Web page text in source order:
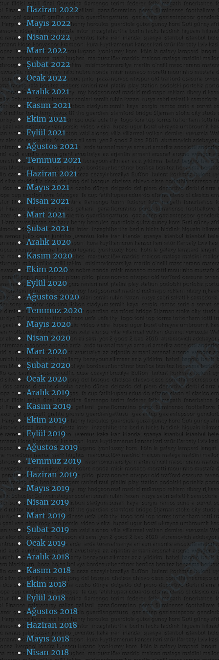
Haziran 2022
Mayıs 2022
Nisan 2022
Mart 2022
Şubat 2022
Ocak 2022
Aralık 2021
Kasım 2021
Ekim 2021
Eylül 2021
Ağustos 2021
Temmuz 2021
Haziran 2021
Mayıs 2021
Nisan 2021
Mart 2021
Şubat 2021
Aralık 2020
Kasım 2020
Ekim 2020
Eylül 2020
Ağustos 2020
Temmuz 2020
Mayıs 2020
Nisan 2020
Mart 2020
Şubat 2020
Ocak 2020
Aralık 2019
Kasım 2019
Ekim 2019
Eylül 2019
Ağustos 2019
Temmuz 2019
Haziran 2019
Mayıs 2019
Nisan 2019
Mart 2019
Şubat 2019
Ocak 2019
Aralık 2018
Kasım 2018
Ekim 2018
Eylül 2018
Ağustos 2018
Haziran 2018
Mayıs 2018
Nisan 2018